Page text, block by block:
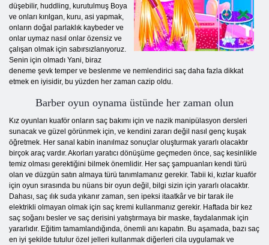
düşebilir, huddling, kurutulmuş Boya
ve onları kırılgan, kuru, asi yapmak,
onların doğal parlaklık kaybeder ve
onlar uymaz nasıl onlar özensiz ve
çalışan olmak için sabırsızlanıyoruz.
Senin için olmadı Yani, biraz
deneme şevk temper ve beslenme ve nemlendirici saç daha fazla dikkat
etmek en iyisidir, bu yüzden her zaman cazip oldu.
Barber oyun oynama üstünde her zaman olun
Kız oyunları kuaför onların saç bakımı için ve nazik manipülasyon dersleri
sunacak ve güzel görünmek için, ve kendini zararı değil nasıl genç kuşak
öğretmek. Her sanal kabin inanılmaz sonuçlar oluşturmak yararlı olacaktır
birçok araç vardır. Akorları yaratıcı dönüşüme geçmeden önce, saç kesinlikle
temiz olması gerektiğini bilmek önemlidir. Her saç şampuanları kendi türü
olan ve düzgün satın almaya türü tanımlamanız gerekir. Tabii ki, kızlar kuaför
için oyun sırasında bu nüans bir oyun değil, bilgi sizin için yararlı olacaktır.
Dahası, saç ılık suda yıkanır zaman, sen ipeksi itaatkâr ve bir tarak ile
elektrikli olmayan olmak için saç kremi kullanmanız gerekir. Haftada bir kez
saç soğanı besler ve saç derisini yatıştırmaya bir maske, faydalanmak için
yararlıdır. Eğitim tamamlandığında, önemli anı kapatın. Bu aşamada, bazı saç
en iyi şekilde tutulur özel jelleri kullanmak diğerleri cila uygulamak ve